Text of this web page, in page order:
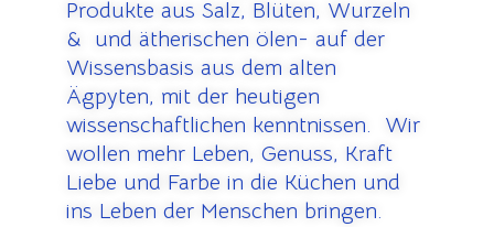
Produkte aus Salz, Blüten, Wurzeln
& und ätherischen ölen- auf der
Wissensbasis aus dem alten
Ägpyten, mit der heutigen
wissenschaftlichen kenntnissen. Wir
wollen mehr Leben, Genuss, Kraft
Liebe und Farbe in die Küchen und
ins Leben der Menschen bringen.